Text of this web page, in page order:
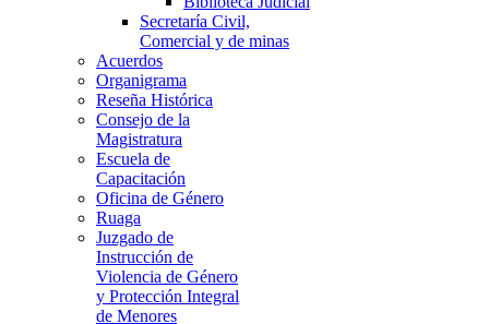
Secretaría Civil,
Comercial y de minas
Acuerdos
Organigrama
Reseña Histórica
Consejo de la
Magistratura
Escuela de
Capacitación
Oficina de Género
Ruaga
Juzgado de
Instrucción de
Violencia de Género
y Protección Integral
de Menores